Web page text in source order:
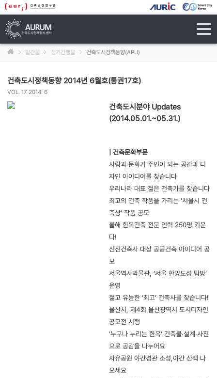
발간물 정기간행물 건축도시정책동향(APU)
건축도시정책동향 2014년 6월호(통권17호)
VOL. 17 2014. 6
건축도시분야 Updates
(2014.05.01.~05.31.)
| 건축문화부문
사람과 문화가 주인이 되는 공간과 디
자인 아이디어를 찾습니다
우리나라 대표 젊은 건축가를 찾습니다
최고의 건축 작품을 가리는 '서울시 건
축상' 작품 공모
올해 한옥건축 전문 인력 250명 키운
다!
신진건축사 대상 공공건축 아이디어 공
모
서울역사박물관, ‘서울 한양도성 탐방’
운영
젊고 유능한 ‘최고’ 건축사를 찾습니다!
울산시, 제4회 울산광역시 도시디자인
공모전 시행
'누구나 누리는 한옥’ 건축물·설계·사진
으로 공감을 나누어요
자유공원 야간경관 조성,야간 산책 나
오세요